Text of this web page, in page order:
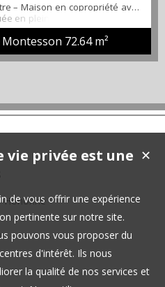
– Maison en copropriété avec
en plein cœur de Montesson,
un cadre de vie recherché :
à quelques minutes à pied,
et familial. Description du bien :
sol répartie sur trois niveaux,
72.64 m²
Honorine
✕
vie privée est une
de vous offrir une expérience
pertinente sur notre site.
pouvons vous proposer du
d'intérêt. Ils nous
la qualité de nos services et